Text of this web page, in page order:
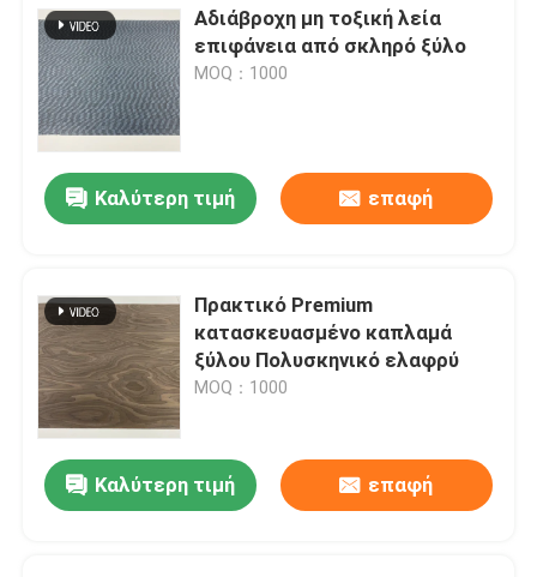
Πίνακας ελαστικού
Ξύλινη ζώνη ακρών
Κοντραπλακέ καπλαμάδων σκληρού ξύλου
mdf ξύλινος πίνακας
Ξύλινος καπλαμάς μπαμπού
Πίνακας με δάχτυλα από καουτσούκ
Αδιάβροχη μη τοξική λεία
επιφάνεια από σκληρό ξύλο
MOQ：1000
Καλύτερη τιμή επαφή
Πρακτικό Premium
κατασκευασμένο καπλαμά
ξύλου Πολυσκηνικό ελαφρύ
MOQ：1000
Καλύτερη τιμή επαφή